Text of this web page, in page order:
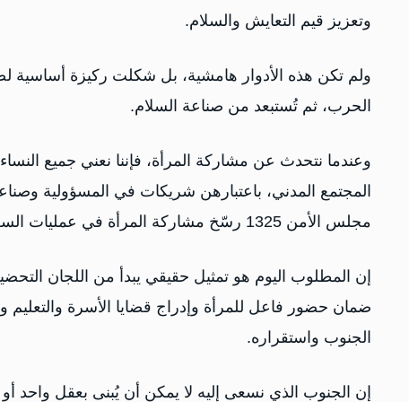
وتعزيز قيم التعايش والسلام.
ولم تكن هذه الأدوار هامشية، بل شكلت ركيزة أساسية
الحرب، ثم تُستبعد من صناعة السلام.
وعندما نتحدث عن مشاركة المرأة، فإننا نعني جميع
المجتمع المدني، باعتبارهن شريكات في المسؤولية
مجلس الأمن 1325 رسّخ مشاركة المرأة في عمليات السلام وصنع القرار باعتبارها أحد معايير نجاح أي عملية سياسية.
إن المطلوب اليوم هو تمثيل حقيقي يبدأ من اللجان
ضمان حضور فاعل للمرأة وإدراج قضايا الأسرة والتعليم
الجنوب واستقراره.
إن الجنوب الذي نسعى إليه لا يمكن أن يُبنى بعقل واحد